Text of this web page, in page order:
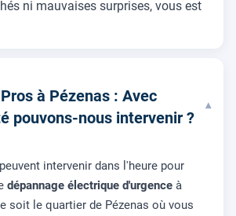
ni mauvaises surprises, vous est
à Pézenas : Avec
pouvons-nous intervenir ?
▾
intervenir dans l'heure pour
dépannage électrique d'urgence à
soit le quartier de Pézenas où vous